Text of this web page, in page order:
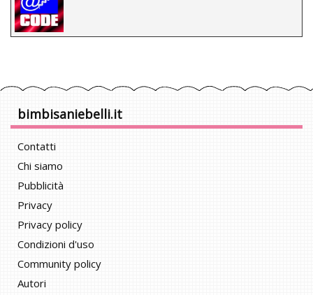
bimbisaniebelli.it
Contatti
Chi siamo
Pubblicità
Privacy
Privacy policy
Condizioni d'uso
Community policy
Autori